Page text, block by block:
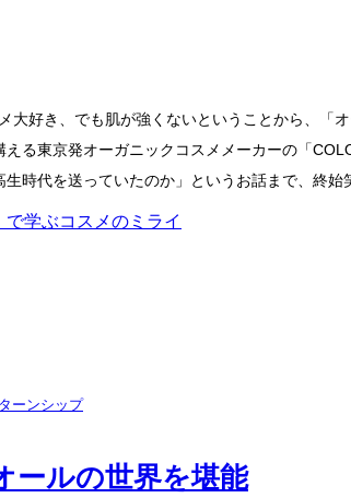
好き、でも肌が強くないということから、
る東京発オーガニックコスメメーカーの「
時代を送っていたのか」というお話まで、終始
学ぶコスメのミライ
ーンシップ
ールの世界を堪能